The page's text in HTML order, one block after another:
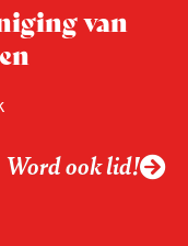
van
Word ook lid!